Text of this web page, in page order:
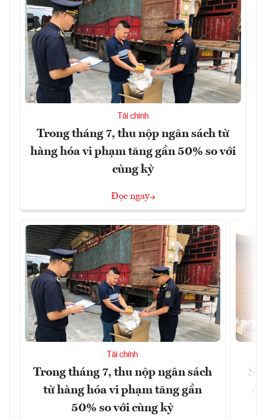
Tài chính
Trong tháng 7, thu nộp ngân sách từ
hàng hóa vi phạm tăng gần 50% so với
cùng kỳ
Đọc ngay
Tài chính
Trong tháng 7, thu nộp ngân sách
từ hàng hóa vi phạm tăng gần
50% so với cùng kỳ